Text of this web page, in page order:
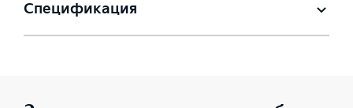
Спецификация